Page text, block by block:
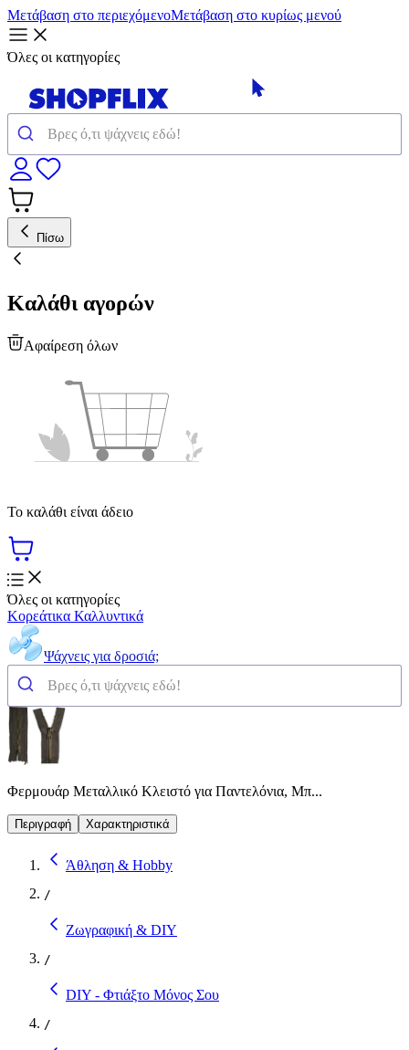
Μετάβαση στο περιεχόμενοΜετάβαση στο κυρίως μενού
Όλες οι κατηγορίες
Πίσω
Καλάθι αγορών
Αφαίρεση όλων
Το καλάθι είναι άδειο
Όλες οι κατηγορίες
Κορεάτικα Καλλυντικά
Ψάχνεις για δροσιά;
Φερμουάρ Μεταλλικό Κλειστό για Παντελόνια, Μπ...
Περιγραφή Χαρακτηριστικά
Άθληση & Hobby
/
Ζωγραφική & DIY
/
DIY - Φτιάξτο Μόνος Σου
/